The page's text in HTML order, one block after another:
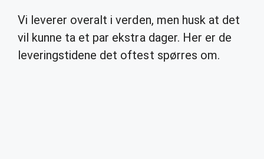
Vi leverer overalt i verden, men husk at det
vil kunne ta et par ekstra dager. Her er de
leveringstidene det oftest spørres om.